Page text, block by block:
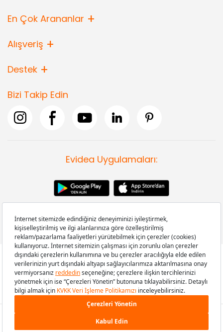
En Çok Arananlar
Alışveriş
Destek
Bizi Takip Edin
Evidea Uygulamaları:
Copyright © 2008-2026 Evidea.com | Tüm hakları saklıdır.